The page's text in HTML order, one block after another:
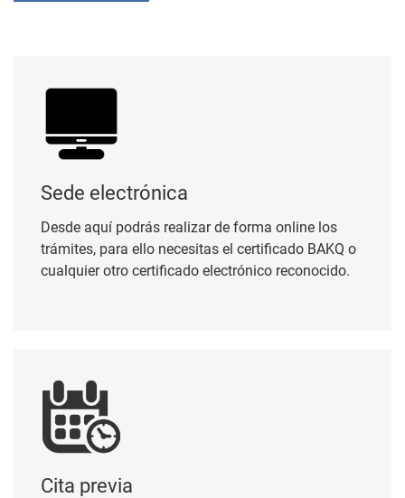
Sede electrónica
Desde aquí podrás realizar de forma online los
trámites, para ello necesitas el certificado BAKQ o
cualquier otro certificado electrónico reconocido.
Cita previa